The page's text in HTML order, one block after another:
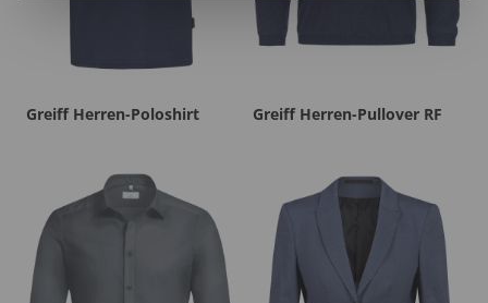
Greiff Herren-Poloshirt Greiff Herren-Pullover RF